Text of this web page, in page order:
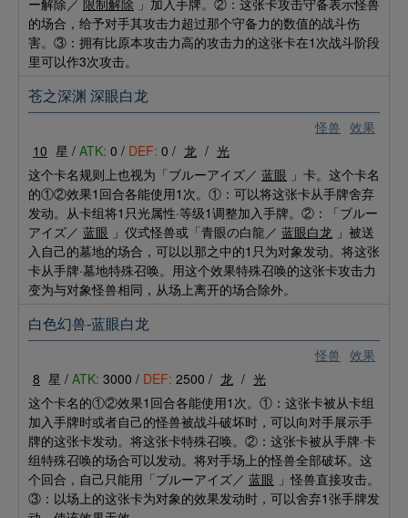
ー解除／ 限制解除 」加入手牌。②：这张卡攻击守备表示怪兽
的场合，给予对手其攻击力超过那个守备力的数值的战斗伤
害。③：拥有比原本攻击力高的攻击力的这张卡在1次战斗阶段
里可以作3次攻击。
怪兽 效果
苍之深渊 深眼白龙
10 星 / ATK: 0 / DEF: 0 / 龙 / 光
这个卡名规则上也视为「ブルーアイズ／ 蓝眼 」卡。这个卡名
的①②效果1回合各能使用1次。①：可以将这张卡从手牌舍弃
发动。从卡组将1只光属性·等级1调整加入手牌。②：「ブルー
アイズ／ 蓝眼 」仪式怪兽或「青眼の白龍／ 蓝眼白龙 」被送
入自己的墓地的场合，可以以那之中的1只为对象发动。将这张
卡从手牌·墓地特殊召唤。用这个效果特殊召唤的这张卡攻击力
变为与对象怪兽相同，从场上离开的场合除外。
怪兽 效果
白色幻兽-蓝眼白龙
8 星 / ATK: 3000 / DEF: 2500 / 龙 / 光
这个卡名的①②效果1回合各能使用1次。①：这张卡被从卡组
加入手牌时或者自己的怪兽被战斗破坏时，可以向对手展示手
牌的这张卡发动。将这张卡特殊召唤。②：这张卡被从手牌·卡
组特殊召唤的场合可以发动。将对手场上的怪兽全部破坏。这
个回合，自己只能用「ブルーアイズ／ 蓝眼 」怪兽直接攻击。
③：以场上的这张卡为对象的效果发动时，可以舍弃1张手牌发